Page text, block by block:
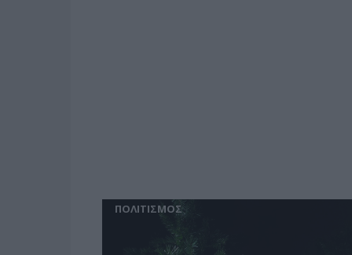
ΠΟΛΙΤΙΣΜΟΣ